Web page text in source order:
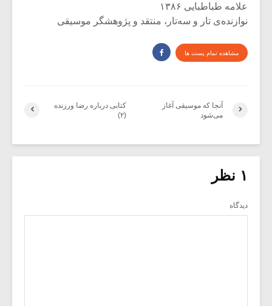
علامه طباطبایی ۱۳۸۶
نوازنده‌ی تار و سه‌تار، منتقد و پژوهشگر موسیقی
مشاهده تمام پست ها
کتابی درباره رضا ورزنده
(۲)
آنجا که موسیقی آغاز
می‌شود
۱ نظر
دیدگاه